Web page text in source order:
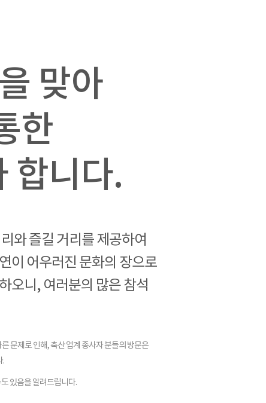
맞아
한
합니다.
와 즐길 거리를 제공하여
이 어우러진 문화의 장으로
오니, 여러분의 많은 참석
문제로 인해, 축산 업계 종사자 분들의 방문은
.
있음을 알려드립니다.